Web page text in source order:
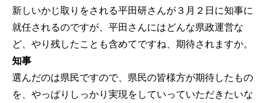
新しいかじ取りをされる平田研さんが３月２日に知事に
就任されるのですが、平田さんにはどんな県政運営な
ど、やり残したことも含めてですね、期待されますか。
知事
選んだのは県民ですので、県民の皆様方が期待したもの
を、やっぱりしっかり実現をしていっていただきたいな